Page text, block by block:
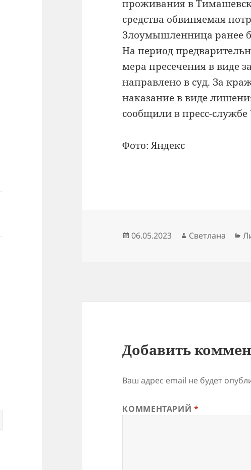
проживания в
средства обвиняемая
Злоумышленница ранее
На период
мера пресечения в виде
направлено в суд. За
наказание в виде
сообщили в пресс-службе
Фото: Яндекс
Опубликовано
06.05.2023 Автор
Светлана
Добавить
Ваш адрес email не будет
КОММЕНТАРИЙ*